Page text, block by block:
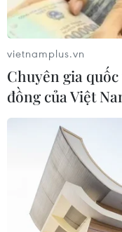
Hội nghị
loạt vấn đề
vietnamplus.vn
Chuyên gia
đồng của Việt